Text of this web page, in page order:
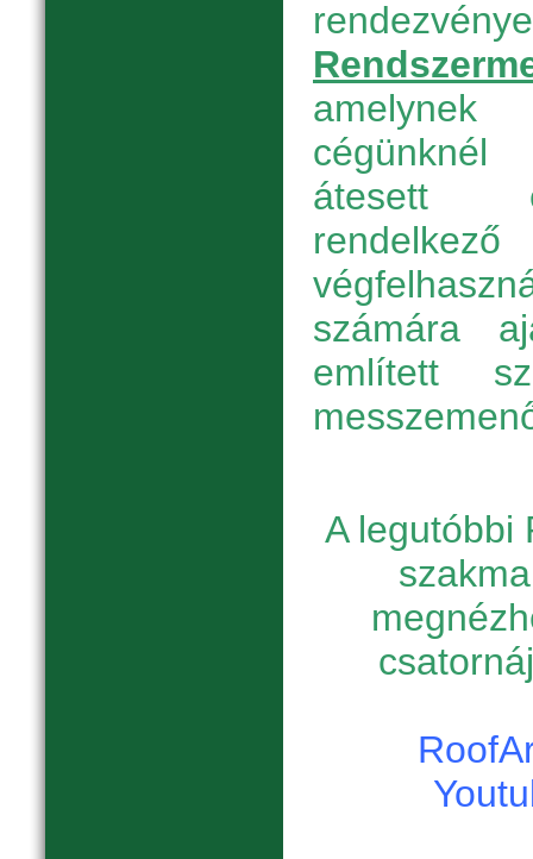
átesett
rendelkező
számára
említett
A legutóbbi